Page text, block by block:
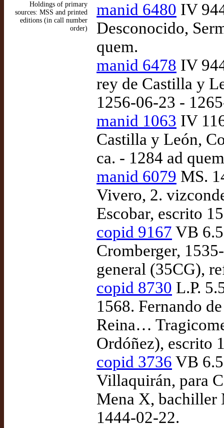
Holdings of primary
sources: MSS and printed
editions (in call number
order)
manid 6480 IV
Desconocido,
quem.
manid 6478 IV
rey de Castilla y
1256-06-23 -
manid 1063 IV
Castilla y León,
ca. - 1284 ad
manid 6079 MS.
Vivero, 2.
Escobar, escrito
copid 9167 VB
Cromberger,
general (35CG),
copid 8730 L.P.
1568. Fernando
Reina…
Ordóñez), escrito
copid 3736 VB
Villaquirán, para
Mena X, bachiller
1444-02-22.